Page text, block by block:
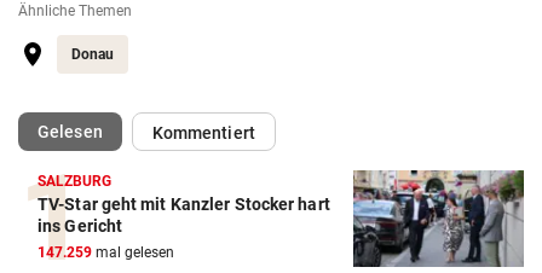
Ähnliche Themen
Donau
Gelesen(ausgewählt)Kommentiert
SALZBURG
TV-Star geht mit Kanzler Stocker hart
ins Gericht
147.259 mal gelesen